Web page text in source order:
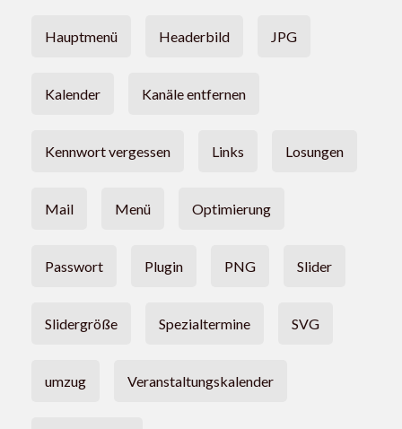
Hauptmenü Headerbild JPG
Kalender Kanäle entfernen
Kennwort vergessen Links Losungen
Mail Menü Optimierung
Passwort Plugin PNG Slider
Slidergröße Spezialtermine SVG
umzug Veranstaltungskalender